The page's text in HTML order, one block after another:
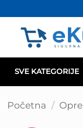
to
content
SVE KATEGORIJE
Početna /